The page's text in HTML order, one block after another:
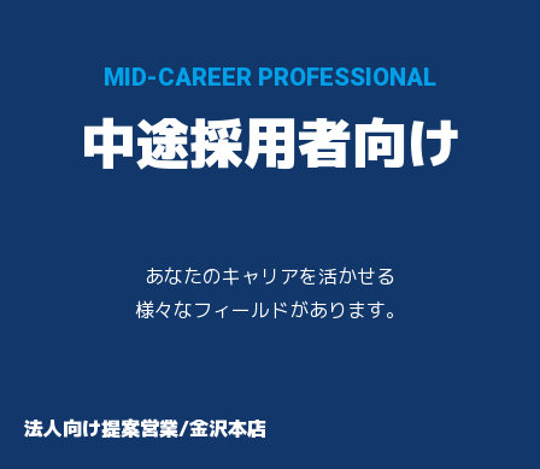
お問合せ
MID-CAREER PROFESSIONAL
中途採用者向け
あなたのキャリアを活かせる
様々なフィールドがあります。
法人向け提案営業/金沢本店